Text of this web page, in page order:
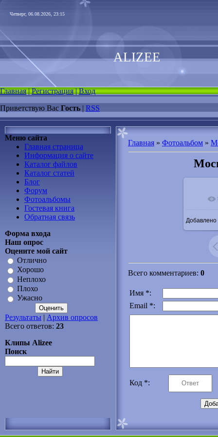
Четверг, 06.08.2026, 23:15
ALIZEE
Главная|Регистрация|Вход
Приветствую Вас Гость | RSS
Меню сайта
Главная страница
Информация о сайте
Каталог файлов
Каталог статей
Блог
Форум
Фотоальбомы
Гостевая книга
Обратная связь
Форма входа
Наш опрос
Оцените мой сайт
Отлично
Хорошо
Неплохо
Плохо
Ужасно
Результаты | Архив опросов
Всего ответов: 23
Клипы Alizee
Поиск
Главная » Фотоальбом »
В
Добавлено
Всего комментариев: 0
Имя *:
Email *:
Код *: